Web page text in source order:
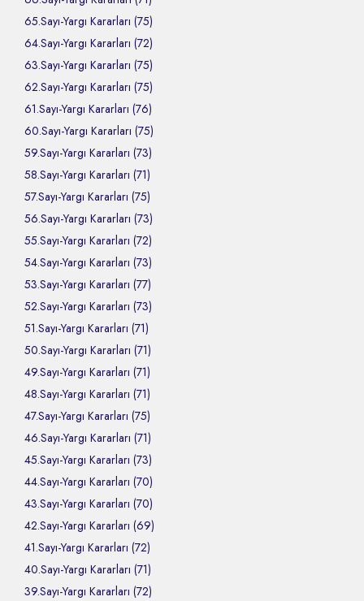
65.Sayı-Yargı Kararları (75)
64.Sayı-Yargı Kararları (72)
63.Sayı-Yargı Kararları (75)
62.Sayı-Yargı Kararları (75)
61.Sayı-Yargı Kararları (76)
60.Sayı-Yargı Kararları (75)
59.Sayı-Yargı Kararları (73)
58.Sayı-Yargı Kararları (71)
57.Sayı-Yargı Kararları (75)
56.Sayı-Yargı Kararları (73)
55.Sayı-Yargı Kararları (72)
54.Sayı-Yargı Kararları (73)
53.Sayı-Yargı Kararları (77)
52.Sayı-Yargı Kararları (73)
51.Sayı-Yargı Kararları (71)
50.Sayı-Yargı Kararları (71)
49.Sayı-Yargı Kararları (71)
48.Sayı-Yargı Kararları (71)
47.Sayı-Yargı Kararları (75)
46.Sayı-Yargı Kararları (71)
45.Sayı-Yargı Kararları (73)
44.Sayı-Yargı Kararları (70)
43.Sayı-Yargı Kararları (70)
42.Sayı-Yargı Kararları (69)
41.Sayı-Yargı Kararları (72)
40.Sayı-Yargı Kararları (71)
39.Sayı-Yargı Kararları (72)